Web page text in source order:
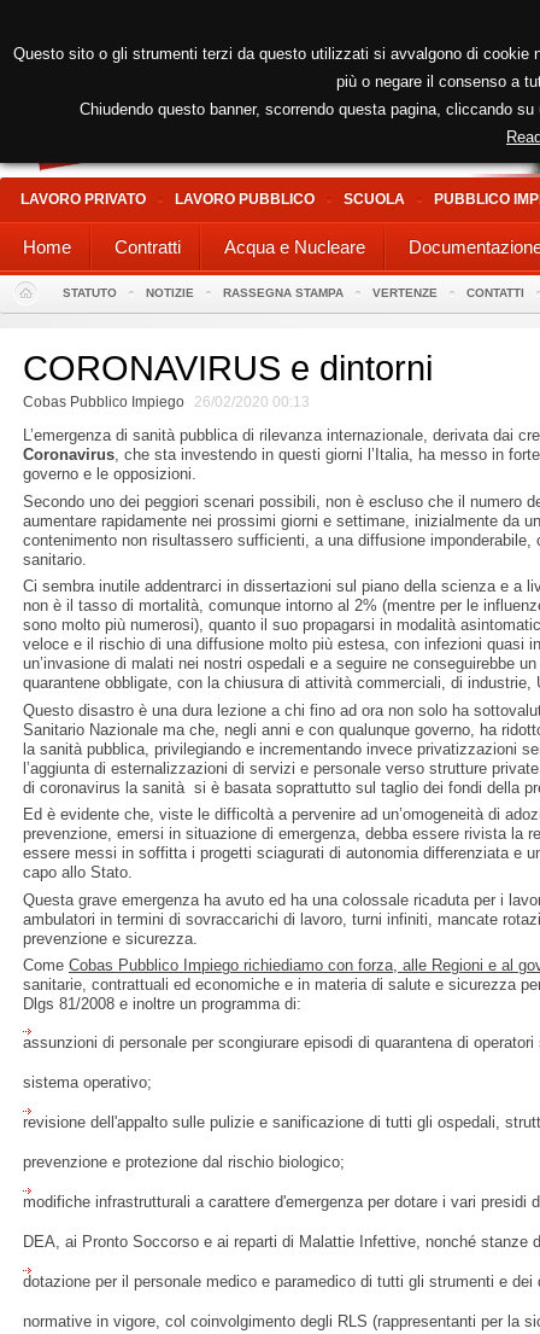
LAVORO PRIVATO LAVORO PUBBLICO SCUOLA PUBBLICO
Home Contratti Acqua e Nucleare
STATUTO NOTIZIE RASSEGNA STAMPA VERTENZE CONTATTI
CORONAVIRUS e dintorni
Cobas Pubblico Impiego 26/02/2020 00:13
L’emergenza di sanità pubblica di rilevanza internazionale, derivata dai
Coronavirus, che sta investendo in questi giorni l’Italia, ha messo in
governo e le opposizioni.
Secondo uno dei peggiori scenari possibili, non è escluso che il numero
aumentare rapidamente nei prossimi giorni e settimane, inizialmente da
contenimento non risultassero sufficienti, a una diffusione
sanitario.
Ci sembra inutile addentrarci in dissertazioni sul piano della scienza e a
non è il tasso di mortalità, comunque intorno al 2% (mentre per le
sono molto più numerosi), quanto il suo propagarsi in modalità
veloce e il rischio di una diffusione molto più estesa, con infezioni quasi
un’invasione di malati nei nostri ospedali e a seguire ne conseguirebbe
quarantene obbligate, con la chiusura di attività commerciali, di industrie,
Questo disastro è una dura lezione a chi fino ad ora non solo ha
Sanitario Nazionale ma che, negli anni e con qualunque governo, ha
la sanità pubblica, privilegiando e incrementando invece privatizzazioni
l’aggiunta di esternalizzazioni di servizi e personale verso strutture
di coronavirus la sanità si è basata soprattutto sul taglio dei fondi della
Ed è evidente che, viste le difficoltà a pervenire ad un’omogeneità di
prevenzione, emersi in situazione di emergenza, debba essere rivista la
essere messi in soffitta i progetti sciagurati di autonomia differenziata e
capo allo Stato.
Questa grave emergenza ha avuto ed ha una colossale ricaduta per i
ambulatori in termini di sovraccarichi di lavoro, turni infiniti, mancate
prevenzione e sicurezza.
Come Cobas Pubblico Impiego richiediamo con forza, alle Regioni e al
sanitarie, contrattuali ed economiche e in materia di salute e sicurezza
Dlgs 81/2008 e inoltre un programma di:
assunzioni di personale per scongiurare episodi di quarantena di
sistema operativo;
revisione dell'appalto sulle pulizie e sanificazione di tutti gli ospedali,
prevenzione e protezione dal rischio biologico;
modifiche infrastrutturali a carattere d'emergenza per dotare i vari presidi
DEA, ai Pronto Soccorso e ai reparti di Malattie Infettive, nonché stanze
dotazione per il personale medico e paramedico di tutti gli strumenti e
normative in vigore, col coinvolgimento degli RLS (rappresentanti per la
Questo sito o gli strumenti terzi da questo utilizzati si avvalgono di
più o negare il consenso a
Chiudendo questo banner, scorrendo questa pagina, cliccando